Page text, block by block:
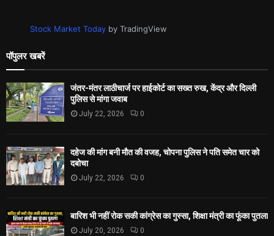
Stock Market Today by TradingView
पॉपुलर खबरें
जंतर-मंतर लाठीचार्ज पर हाईकोर्ट का सख्त रुख, केंद्र और दिल्ली
पुलिस से मांगा जवाब
July 22, 2026 0
दहेज की मांग बनी मौत की वजह, चोपना पुलिस ने पति समेत चार को
दबोचा
July 22, 2026 0
बारिश भी नहीं रोक सकी कांग्रेस का गुस्सा, शिक्षा मंत्री का फूंका पुतला
July 20, 2026 0